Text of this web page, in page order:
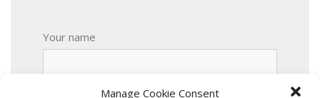
Manage Cookie Consent
Your name